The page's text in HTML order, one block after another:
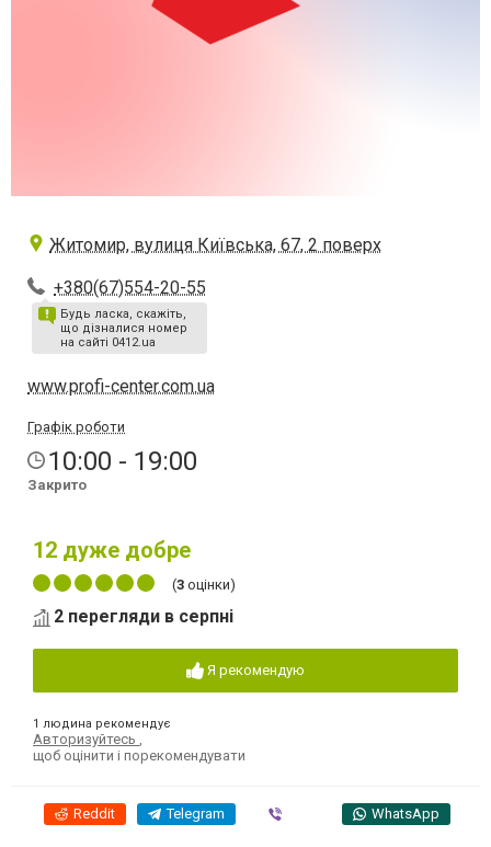
Житомир, вулиця Київська, 67, 2 поверх
+380(67)554-20-55
Будь ласка, скажіть,
що дізналися номер
на сайті 0412.ua
www.profi-center.com.ua
Графік роботи
10:00 - 19:00
Закрито
12 дуже добре
(3 оцінки)
2 перегляди в серпні
Я рекомендую
1 людина рекомендує
Авторизуйтесь ,
щоб оцінити і порекомендувати
Reddit Telegram WhatsApp